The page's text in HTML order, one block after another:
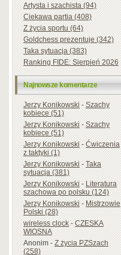
Artysta i szachista (94)
Ciekawa partia (408)
Z życia sportu (64)
Goldchess prezentuje (342)
Taka sytuacja (383)
Ranking FIDE: Sierpień 2026
Najnowsze komentarze
Jerzy Konikowski-Szachy
kobiece (51)
Jerzy Konikowski-Szachy
kobiece (51)
Jerzy Konikowski-Ćwiczenia
z taktyki (1)
Jerzy Konikowski-Taka
sytuacja (381)
Jerzy Konikowski-Literatura
szachowa po polsku (124)
Jerzy Konikowski-Mistrzowie
Polski (28)
wireless clock-CZESKA
WIOSNA
Anonim-Z życia PZSzach
(258)